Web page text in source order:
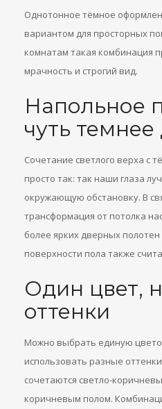
Однотонное тёмное
вариантом для просторных
комнатам такая комбинация
мрачность и строгий вид.
Напольное
чуть
Сочетание светлого верха с
просто так: так наши глаза
окружающую обстановку. В
трансформация от потолка
более ярких дверных
поверхности пола также
Один цвет,
оттенки
Можно выбрать единую
использовать разные
сочетаются светло-
коричневым полом.